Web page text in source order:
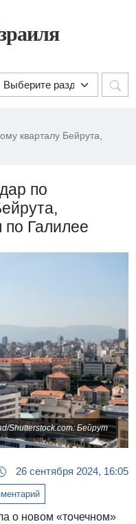
кварталу Бейрута,
по
по Галилее
Shutterstock.com: Бейрут
26 сентября 2024, 16:05
о новом «точечном»